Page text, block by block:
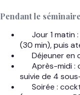
Pendant le
Jour 1 matin
(30 min), puis
Déjeuner en
Après-midi :
suivie de 4
Soirée :